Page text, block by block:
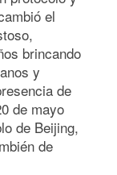
el
brincando
y
de
de mayo
de Beijing,
de